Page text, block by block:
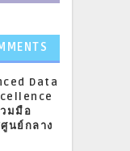
Data
มมือ
นย์กลาง